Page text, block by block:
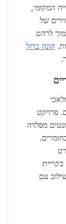
המקומי,
של
לרהט
קונה ברזל
פרויקט
עם אלמנטים מפלדה
שקלים בחומרים.
עם